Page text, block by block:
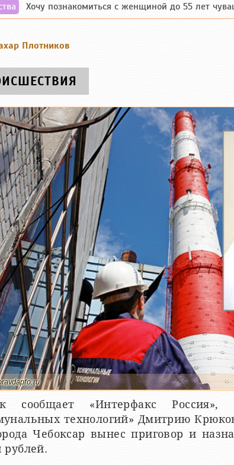
Хочу познакомиться с женщиной до 55 лет
Плотников
сообщает «Интерфакс Россия»,
технологий» Дмитрию
Чебоксар вынес приговор и
рублей.